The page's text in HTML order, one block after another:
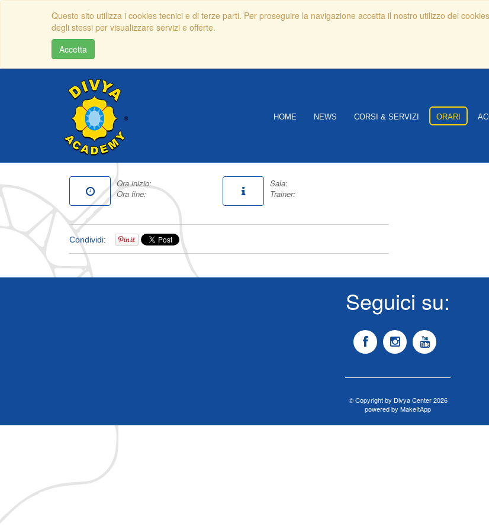
Questo sito utilizza i cookies tecnici e di terze parti. Per proseguire la navigazione accetta il nostro utilizzo dei
degli stessi per visualizzare servizi e offerte.
Accetta
HOME NEWS CORSI & SERVIZI ORARI
Ora inizio:
Ora fine:
Sala:
Trainer:
Condividi:
Seguici su:
© Copyright by Divya Center 2026
powered by MakeItApp